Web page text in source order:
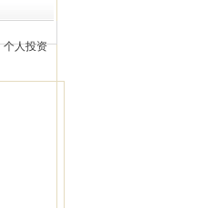
个人投资